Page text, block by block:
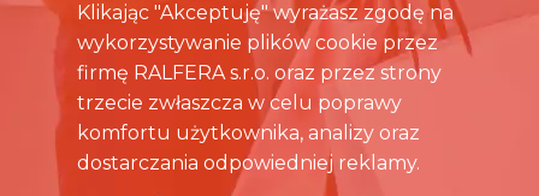
Klikając "Akceptuję" wyrażasz zgodę na
wykorzystywanie plików cookie przez
firmę RALFERA s.r.o. oraz przez strony
trzecie zwłaszcza w celu poprawy
komfortu użytkownika, analizy oraz
dostarczania odpowiedniej reklamy.